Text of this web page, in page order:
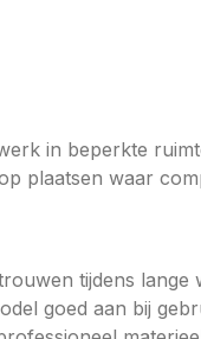
in beperkte
plaatsen waar
tijdens
goed aan bij